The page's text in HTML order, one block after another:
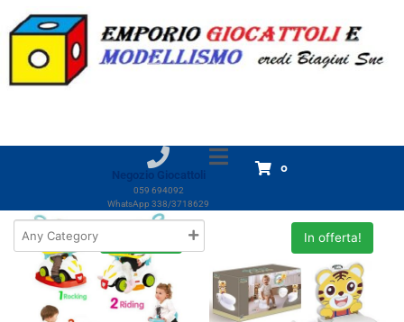
Negozio Giocattoli
059 694092
WhatsApp 338/3718629
0
Home Prodotti Dolu
Dolu
In offerta!